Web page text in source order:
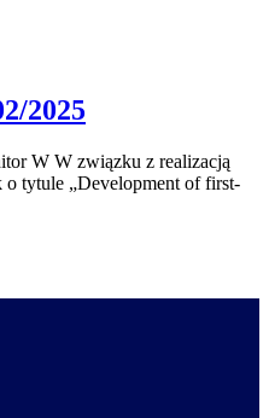
2025
W W związku z realizacją
tytule „Development of first-